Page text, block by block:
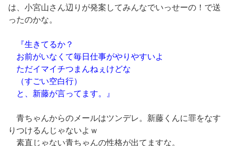
は、小宮山さん辺りが発案してみんなでいっせーの！で送
ったのかな。
『生きてるか？
お前がいなくて毎日仕事がやりやすいよ
ただイマイチつまんねぇけどな
（すごい空白行）
と、新藤が言ってます。』
青ちゃんからのメールはツンデレ。新藤くんに罪をなす
りつけるんじゃないよｗ
素直じゃない青ちゃんの性格が出てますな。